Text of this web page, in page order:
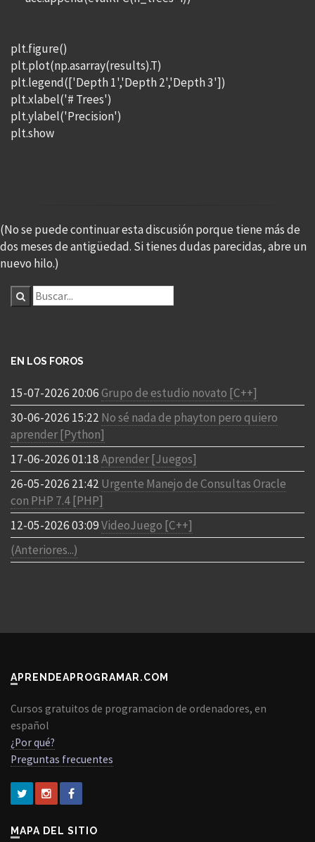
plt.figure()
plt.plot(np.asarray(results).T)
plt.legend(['Depth 1','Depth 2','Depth 3'])
plt.xlabel('# Trees')
plt.ylabel('Precision')
plt.show
(No se puede continuar esta discusión porque tiene más de
dos meses de antigüedad. Si tienes dudas parecidas, abre un
nuevo hilo.)
EN LOS FOROS
15-07-2026 20:06Grupo de estudio novato [C++]
30-06-2026 15:22 No sé nada de phayton pero quiero
aprender [Python]
17-06-2026 01:18Aprender [Juegos]
26-05-2026 21:42 Urgente Manejo de Consultas Oracle
con PHP 7.4 [PHP]
12-05-2026 03:09VideoJuego [C++]
(Anteriores...)
APRENDEAPROGRAMAR.COM
Cursos gratuitos de programacion de ordenadores, en
español
¿Por qué?
Preguntas frecuentes
MAPA DEL SITIO